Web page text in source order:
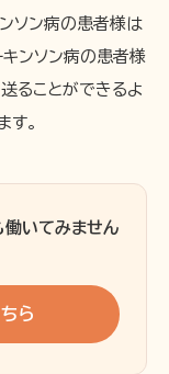
ソン病の患者様は
ンソン病の患者様
ることができるよ
す。
働いてみません
ら